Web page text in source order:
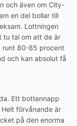
och även om City-
en del bollar till
Lottningen
tu tal om att de är
runt 80-85 procent
och kan absolut få
Ett bottennapp
förvånande är
på den enorma